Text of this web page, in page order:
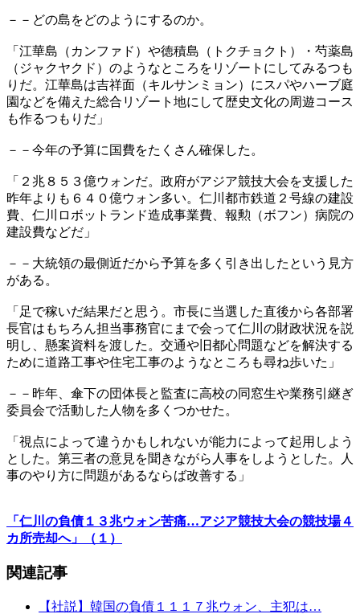
－－どの島をどのようにするのか。
「江華島（カンファド）や徳積島（トクチョクト）・芍薬島
（ジャクヤクド）のようなところをリゾートにしてみるつも
りだ。江華島は吉祥面（キルサンミョン）にスパやハーブ庭
園などを備えた総合リゾート地にして歴史文化の周遊コース
も作るつもりだ」
－－今年の予算に国費をたくさん確保した。
「２兆８５３億ウォンだ。政府がアジア競技大会を支援した
昨年よりも６４０億ウォン多い。仁川都市鉄道２号線の建設
費、仁川ロボットランド造成事業費、報勲（ボフン）病院の
建設費などだ」
－－大統領の最側近だから予算を多く引き出したという見方
がある。
「足で稼いだ結果だと思う。市長に当選した直後から各部署
長官はもちろん担当事務官にまで会って仁川の財政状況を説
明し、懸案資料を渡した。交通や旧都心問題などを解決する
ために道路工事や住宅工事のようなところも尋ね歩いた」
－－昨年、傘下の団体長と監査に高校の同窓生や業務引継ぎ
委員会で活動した人物を多くつかせた。
「視点によって違うかもしれないが能力によって起用しよう
とした。第三者の意見を聞きながら人事をしようとした。人
事のやり方に問題があるならば改善する」
「仁川の負債１３兆ウォン苦痛…アジア競技大会の競技場４
カ所売却へ」（１）
関連記事
【社説】韓国の負債１１１７兆ウォン、主犯は…